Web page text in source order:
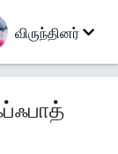
விருந்தினர்